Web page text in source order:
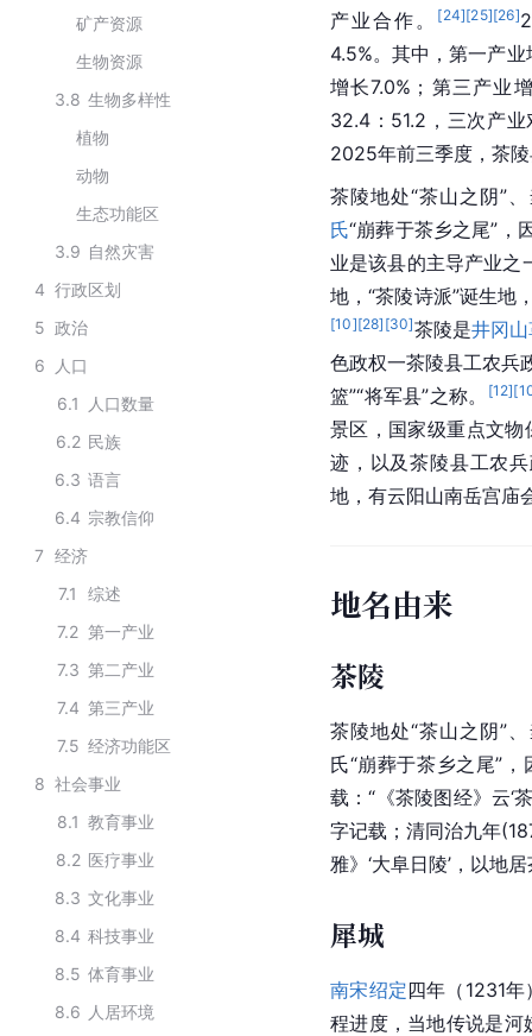
矿产资源
生物资源
3.8 生物多样性
植物
动物
生态功能区
3.9 自然灾害
4 行政区划
5 政治
6
人口
6.1
人口数量
6.2 民族
6.3 语言
6.4 宗教信仰
7 经济
7.1
综述
7.2 第一产业
7.3 第二产业
7.4 第三产业
7.5 经济功能区
8 社会事业
8.1 教育事业
8.2 医疗事业
8.3 文化事业
8.4 科技事业
8.5 体育事业
8.6 人居环境
产业合作。
[24][25][26]
4.5%。其中，第一产
增长7.0%；第三产业
32.4：51.2，三次产
2025年前三季度，茶
茶陵地处“茶山之阴”
氏“崩葬于茶乡之尾”，
业是该县的主导产业之
地，“茶陵诗派”诞生地
[10][28] [30]茶陵是井冈
色政权一茶陵县工农兵
篮”“将军县”之称。
[12][
景区，国家级重点文
迹，以及茶陵县工农
地，有云阳山南岳宫庙
地名由来
茶陵
茶陵地处“茶山之阴”
氏“崩葬于茶乡之尾”，
载：“《茶陵图经》云‘
字记载；清同治九年
雅》‘大阜日陵’，以地
犀城
南宋绍定四年（1231
程进度，当地传说是河